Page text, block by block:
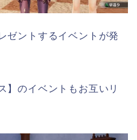
ゼントするイベントが発
】のイベントもお互いリ